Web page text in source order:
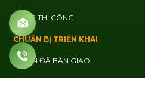
ĐANG THI CÔNG
CHUẨN BỊ TRIỂN KHAI
DỰ ÁN ĐÃ BÀN GIAO